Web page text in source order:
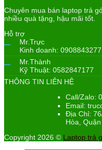
Chuyên mua bán laptop trả
nhiều quà tặng, hậu mãi tốt.
Hỗ trợ
–
Mr.Trực
Kinh doanh: 0908843277
–
Mr.Thành
Kỹ Thuật: 0582847177
THÔNG TIN LIÊN HỆ
Call/Zalo:
Email:
Địa Chỉ:
Hòa,
Copyright 2026 © Laptop trả